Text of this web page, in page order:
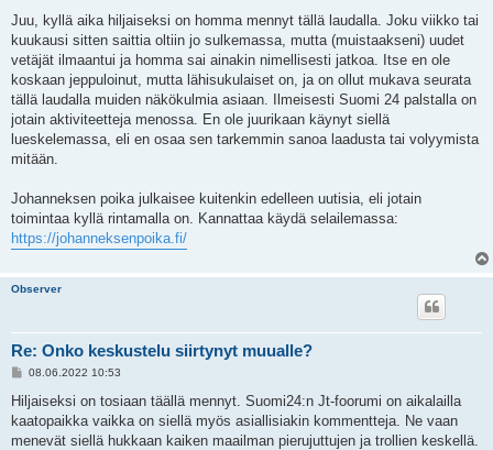
e
t
i
Juu, kyllä aika hiljaiseksi on homma mennyt tällä laudalla. Joku viikko tai
kuukausi sitten saittia oltiin jo sulkemassa, mutta (muistaakseni) uudet
vetäjät ilmaantui ja homma sai ainakin nimellisesti jatkoa. Itse en ole
koskaan jeppuloinut, mutta lähisukulaiset on, ja on ollut mukava seurata
tällä laudalla muiden näkökulmia asiaan. Ilmeisesti Suomi 24 palstalla on
jotain aktiviteetteja menossa. En ole juurikaan käynyt siellä
lueskelemassa, eli en osaa sen tarkemmin sanoa laadusta tai volyymista
mitään.
Johanneksen poika julkaisee kuitenkin edelleen uutisia, eli jotain
toimintaa kyllä rintamalla on. Kannattaa käydä selailemassa:
https://johanneksenpoika.fi/
Observer
Re: Onko keskustelu siirtynyt muualle?
V
e
s
t
i
08.06.2022 10:53
Hiljaiseksi on tosiaan täällä mennyt. Suomi24:n Jt-foorumi on aikalailla
kaatopaikka vaikka on siellä myös asiallisiakin kommentteja. Ne vaan
menevät siellä hukkaan kaiken maailman pierujuttujen ja trollien keskellä.